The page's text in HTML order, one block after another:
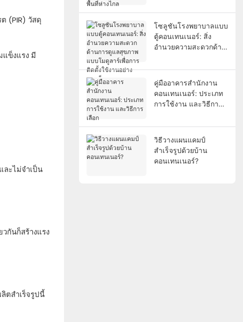
(PIR) วัสดุ
ข็งแรง มี
ละไม่จำเป็น
กันก็สร้างแรง
ตสำเร็จรูปนี้
โซลูชันโรงพยาบาลแบบ
ตู้คอนเทนเนอร์: สิ่ง
อำนวยความสะดวกด้าน
ดูลาร์เพื่อการติดตั้งใช้
งานอย่างรวดเร็ว
คู่มืออาคารสำนักงาน
คอนเทนเนอร์: ประเภท
การใช้งาน และวิธีการ
วิธีวางแผนแคมป์
สำเร็จรูปด้วยบ้าน
คอนเทนเนอร์?